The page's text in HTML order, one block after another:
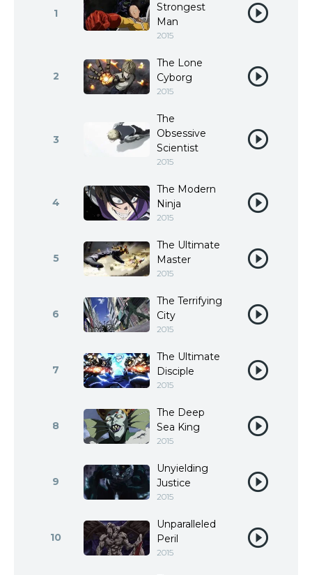
1
Strongest
Man
2015
2
The Lone
Cyborg
2015
3
The
Obsessive
Scientist
2015
4
The Modern
Ninja
2015
5
The Ultimate
Master
2015
6
The Terrifying
City
2015
7
The Ultimate
Disciple
2015
8
The Deep
Sea King
2015
9
Unyielding
Justice
2015
10
Unparalleled
Peril
2015